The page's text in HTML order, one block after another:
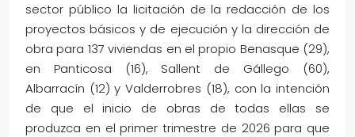
sector público la licitación de la redacción de los
proyectos básicos y de ejecución y la dirección de
obra para 137 viviendas en el propio Benasque (29),
en Panticosa (16), Sallent de Gállego (60),
Albarracín (12) y Valderrobres (18), con la intención
de que el inicio de obras de todas ellas se
produzca en el primer trimestre de 2026 para que